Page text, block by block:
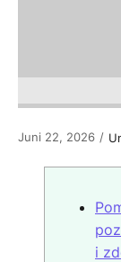
Juni 22, 2026 /
i